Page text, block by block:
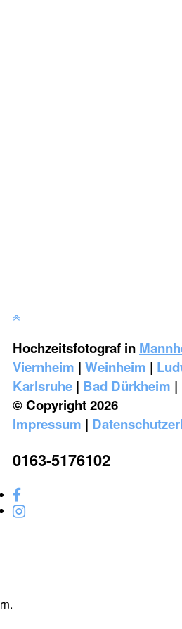
Hochzeitsfotograf in
Viernheim | Weinheim |
Karlsruhe | Bad Dürkheim |
© Copyright 2026
Impressum |
0163-5176102